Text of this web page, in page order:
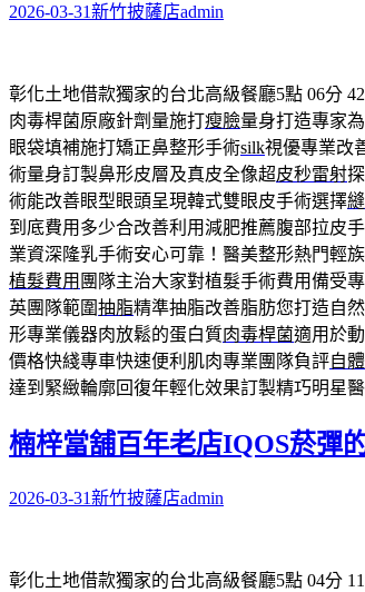
2026-03-31新竹披薩店admin
彰化土地借款獨家的台北高級餐廳5點 06分
肉毒桿菌原廠針劑量施打瘦臉量身打造專家
眼袋填補施打矯正鼻整形手術silk視優專業改
術量身訂製鼻形皮層及真皮全像超皮秒雷射
術能改善眼型眼頭呈現韓式雙眼皮手術選擇
到底費用多少合改善利用減肥推薦腹部拉皮
業資深隆乳手術安心可靠！醫美整形熱門輕
植髮費用 團隊主治大家對植髮手術費用備受
英團隊範圍抽脂精準抽脂改善脂肪您打造自
形專業儀器肉放鬆的蛋白質肉毒桿菌適用於
價格快綫專車快速便利肌肉專業團隊負評自
達到緊緻輪廓回復年輕化效果訂製精巧明星
楠梓當舖百年老店IQOS菸彈
2026-03-31新竹披薩店admin
彰化土地借款獨家的台北高級餐廳5點 04分